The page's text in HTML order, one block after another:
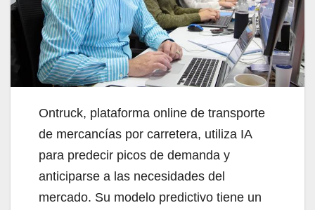
Ontruck, plataforma online de transporte
de mercancías por carretera, utiliza IA
para predecir picos de demanda y
anticiparse a las necesidades del
mercado. Su modelo predictivo tiene un